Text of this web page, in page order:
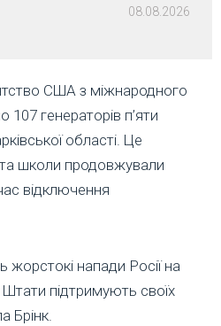
08.08.2026
США з міжнародного
107 генераторів п’яти
області. Це
та школи продовжували
відключення
жорстокі напади Росії на
підтримують своїх
Брінк.